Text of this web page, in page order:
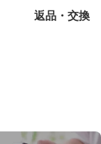
返品・交換